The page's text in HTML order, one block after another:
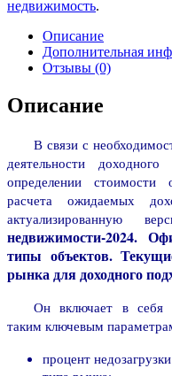
недвижимость.
Описание
Дополнительная
Отзывы (0)
Описание
В связи с
деятельности
определении стоимости
расчета ожидаемых
актуализированную
недвижимости-2024.
типы объектов.
рынка для доходного
Он включает в себя
таким ключевым
процент